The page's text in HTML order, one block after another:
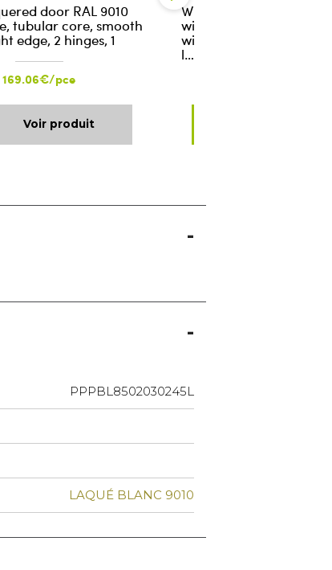
door RAL 9010
tubular core, smooth
edge, 2 hinges, 1
169.06€/pce
Voir produit
White lacquered door
with rebate, tubular
with square edge, 2
l…
PPPBL8502030245L
LAQUÉ BLANC 9010